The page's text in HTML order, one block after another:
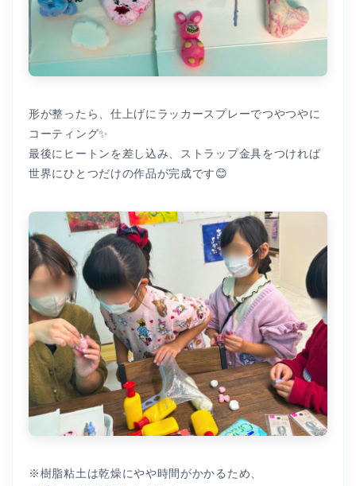
形が整ったら、仕上げにラッカースプレーでつやつやに
コーティング✨
最後にヒートンを差し込み、ストラップ金具をつければ
世界にひとつだけの作品が完成です😊
※樹脂粘土は乾燥にやや時間がかかるため、